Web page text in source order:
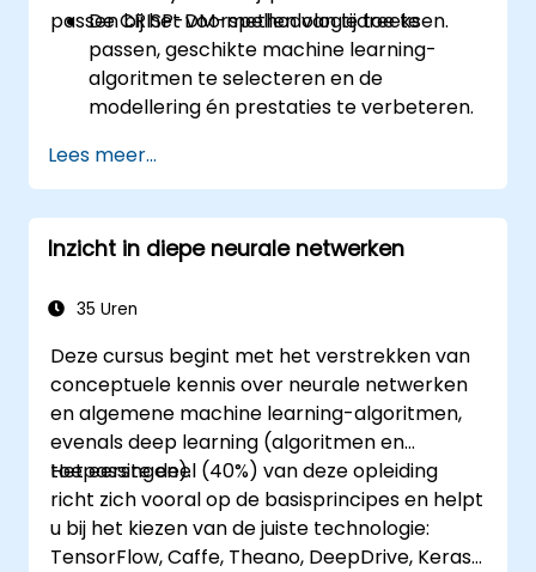
passen bij het voorspellen van tijdreeksen.
De CRISP-DM-methodologie toe te
passen, geschikte machine learning-
algoritmen te selecteren en de
modellering én prestaties te verbeteren.
schatten en projecteren van waarden en
om analytische hulpmiddelen in te zetten
bij tijdreeksvoorspellingen.
Lees meer...
Inzicht in diepe neurale netwerken
35 Uren
Deze cursus begint met het verstrekken van
conceptuele kennis over neurale netwerken
en algemene machine learning-algoritmen,
evenals deep learning (algoritmen en
toepassingen).
Het eerste deel (40%) van deze opleiding
richt zich vooral op de basisprincipes en helpt
u bij het kiezen van de juiste technologie:
TensorFlow, Caffe, Theano, DeepDrive, Keras,